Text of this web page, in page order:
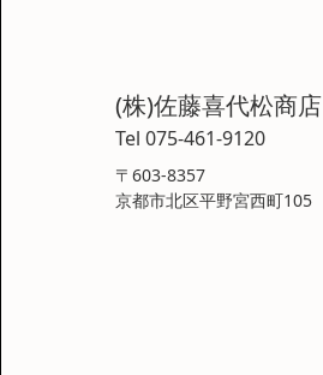
(株)佐藤喜代松商店
Tel 075-461-9120
〒603-8357
京都市北区平野宮西町105